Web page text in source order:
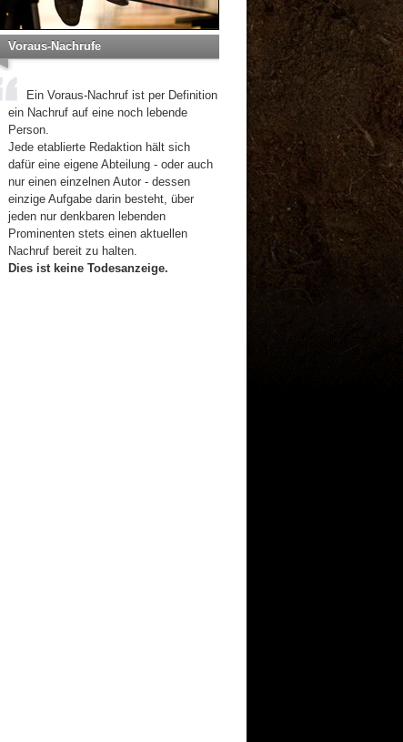
Voraus-Nachrufe
Ein Voraus-Nachruf ist per Definition
ein Nachruf auf eine noch lebende
Person.
Jede etablierte Redaktion hält sich
dafür eine eigene Abteilung - oder auch
nur einen einzelnen Autor - dessen
einzige Aufgabe darin besteht, über
jeden nur denkbaren lebenden
Prominenten stets einen aktuellen
Nachruf bereit zu halten.
Dies ist keine Todesanzeige.